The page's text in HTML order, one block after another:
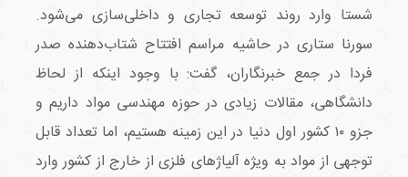
شستا وارد روند توسعه تجاری و داخلی‌سازی می‌شود.
سورنا ستاری در حاشیه مراسم افتتاح شتاب‌دهنده صدر
فردا در جمع خبرنگاران، گفت: با وجود اینکه از لحاظ
دانشگاهی، مقالات زیادی در حوزه مهندسی مواد داریم و
جزو ۱۰ کشور اول دنیا در این زمینه هستیم، اما تعداد قابل
توجهی از مواد به ویژه آلیاژهای فلزی از خارج از کشور وارد